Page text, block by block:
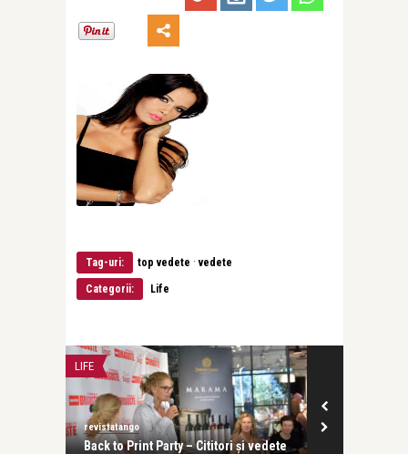
Tag-uri: top vedete ·vedete
Categorii: Life
LIFE
revistatango
Back to Print Party – Cititori și vedete